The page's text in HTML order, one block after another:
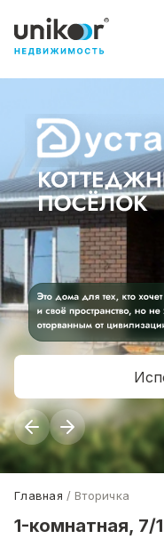
Главная Вторичка
1-комнатная, 7/